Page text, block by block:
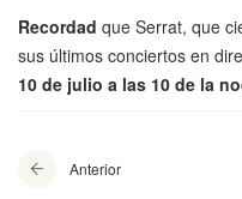
Recordad que Serrat, que
sus últimos conciertos en
10 de julio a las 10 de la
Anterior